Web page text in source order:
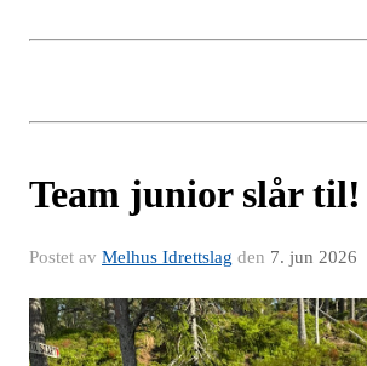
Team junior slår til!
Postet av Melhus Idrettslag den 7. jun 2026